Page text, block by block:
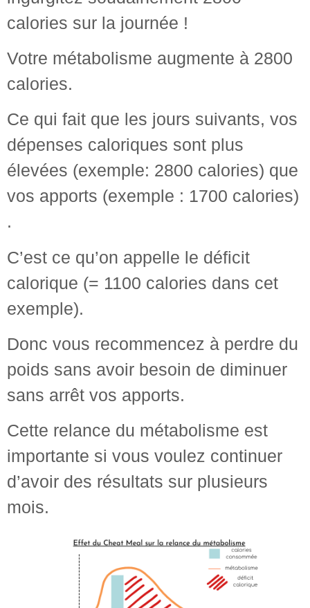
calories sur la journée !
Votre métabolisme augmente à 2800
calories.
Ce qui fait que les jours suivants, vos
dépenses caloriques sont plus
élevées (exemple: 2800 calories) que
vos apports (exemple : 1700 calories)
.
C’est ce qu’on appelle le déficit
calorique (= 1100 calories dans cet
exemple).
Donc vous recommencez à perdre du
poids sans avoir besoin de diminuer
sans arrêt vos apports.
Cette relance du métabolisme est
importante si vous voulez continuer
d’avoir des résultats sur plusieurs
mois.